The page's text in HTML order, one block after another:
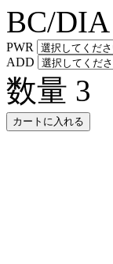
BC/DIA
PWR
ADD
数量 3
カートに入れる